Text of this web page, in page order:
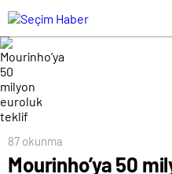
87 okunma
Mourinho’ya 50